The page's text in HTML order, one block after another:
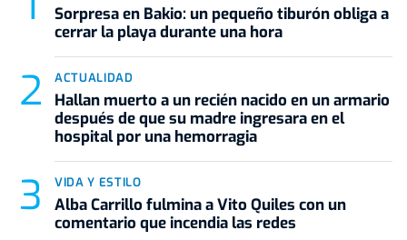
Sorpresa en Bakio: un pequeño tiburón obliga a
cerrar la playa durante una hora
ACTUALIDAD
Hallan muerto a un recién nacido en un armario
después de que su madre ingresara en el
hospital por una hemorragia
VIDA Y ESTILO
Alba Carrillo fulmina a Vito Quiles con un
comentario que incendia las redes